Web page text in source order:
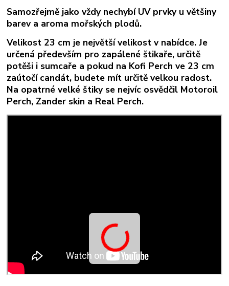
Samozřejmě jako vždy nechybí UV prvky u většiny
barev a aroma mořských plodů.
Velikost 23 cm je největší velikost v nabídce. Je
určená především pro zapálené štikaře, určitě
potěši i sumcaře a pokud na Kofi Perch ve 23 cm
zaútočí candát, budete mít určitě velkou radost.
Na opatrné velké štiky se nejvíc osvědčil Motoroil
Perch, Zander skin a Real Perch.